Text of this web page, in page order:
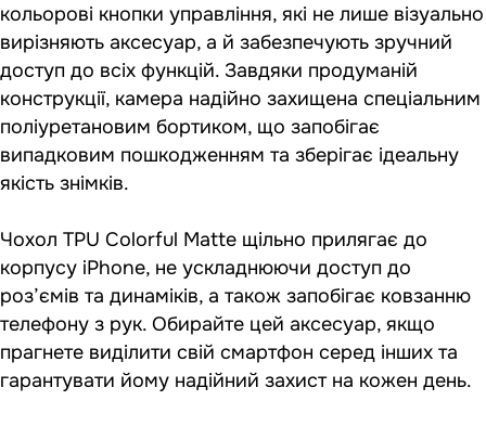
кольорові кнопки управління, які не лише візуально
вирізняють аксесуар, а й забезпечують зручний
доступ до всіх функцій. Завдяки продуманій
конструкції, камера надійно захищена спеціальним
поліуретановим бортиком, що запобігає
випадковим пошкодженням та зберігає ідеальну
якість знімків.
Чохол TPU Colorful Matte щільно прилягає до
корпусу iPhone, не ускладнюючи доступ до
роз’ємів та динаміків, а також запобігає ковзанню
телефону з рук. Обирайте цей аксесуар, якщо
прагнете виділити свій смартфон серед інших та
гарантувати йому надійний захист на кожен день.